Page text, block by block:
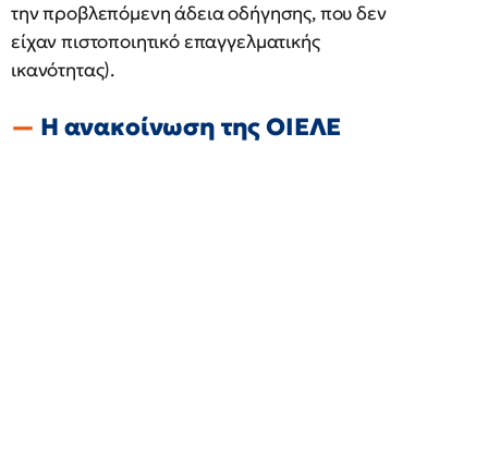
την προβλεπόμενη άδεια οδήγησης, που δεν
είχαν πιστοποιητικό επαγγελματικής
ικανότητας).
Η ανακοίνωση της ΟΙΕΛΕ